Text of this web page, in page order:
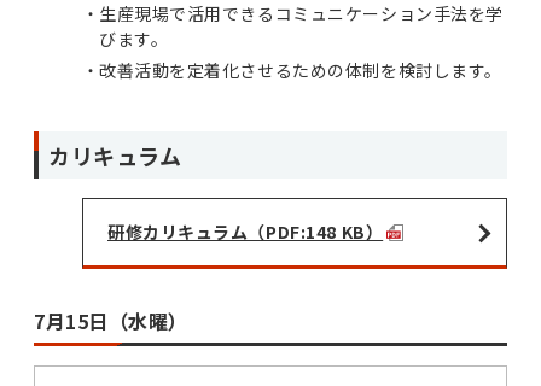
生産現場で活用できるコミュニケーション手法を学
びます。
改善活動を定着化させるための体制を検討します。
カリキュラム
研修カリキュラム（PDF:148 KB）
7月15日（水曜）